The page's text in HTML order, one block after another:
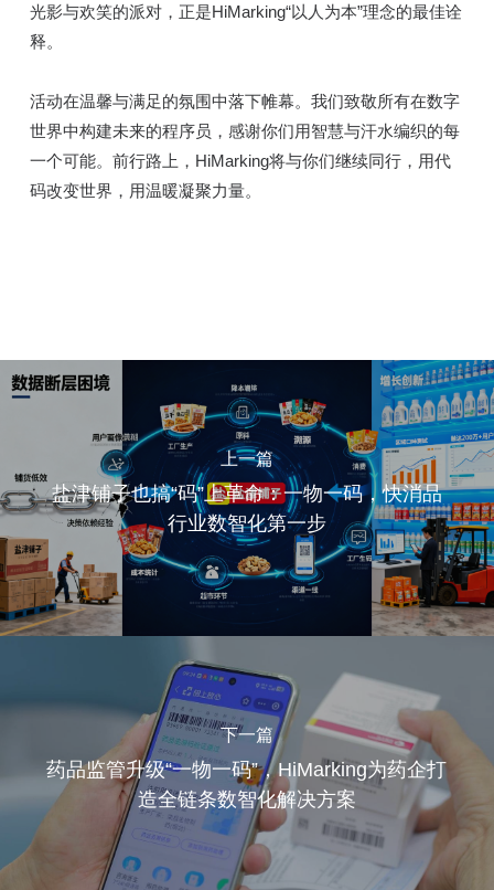
光影与欢笑的派对，正是HiMarking“以人为本”理念的最佳诠
释。
活动在温馨与满足的氛围中落下帷幕。我们致敬所有在数字
世界中构建未来的程序员，感谢你们用智慧与汗水编织的每
一个可能。前行路上，HiMarking将与你们继续同行，用代
码改变世界，用温暖凝聚力量。
上一篇
盐津铺子也搞“码”上革命：一物一码，快消品
行业数智化第一步
下一篇
药品监管升级“一物一码”，HiMarking为药企打
造全链条数智化解决方案